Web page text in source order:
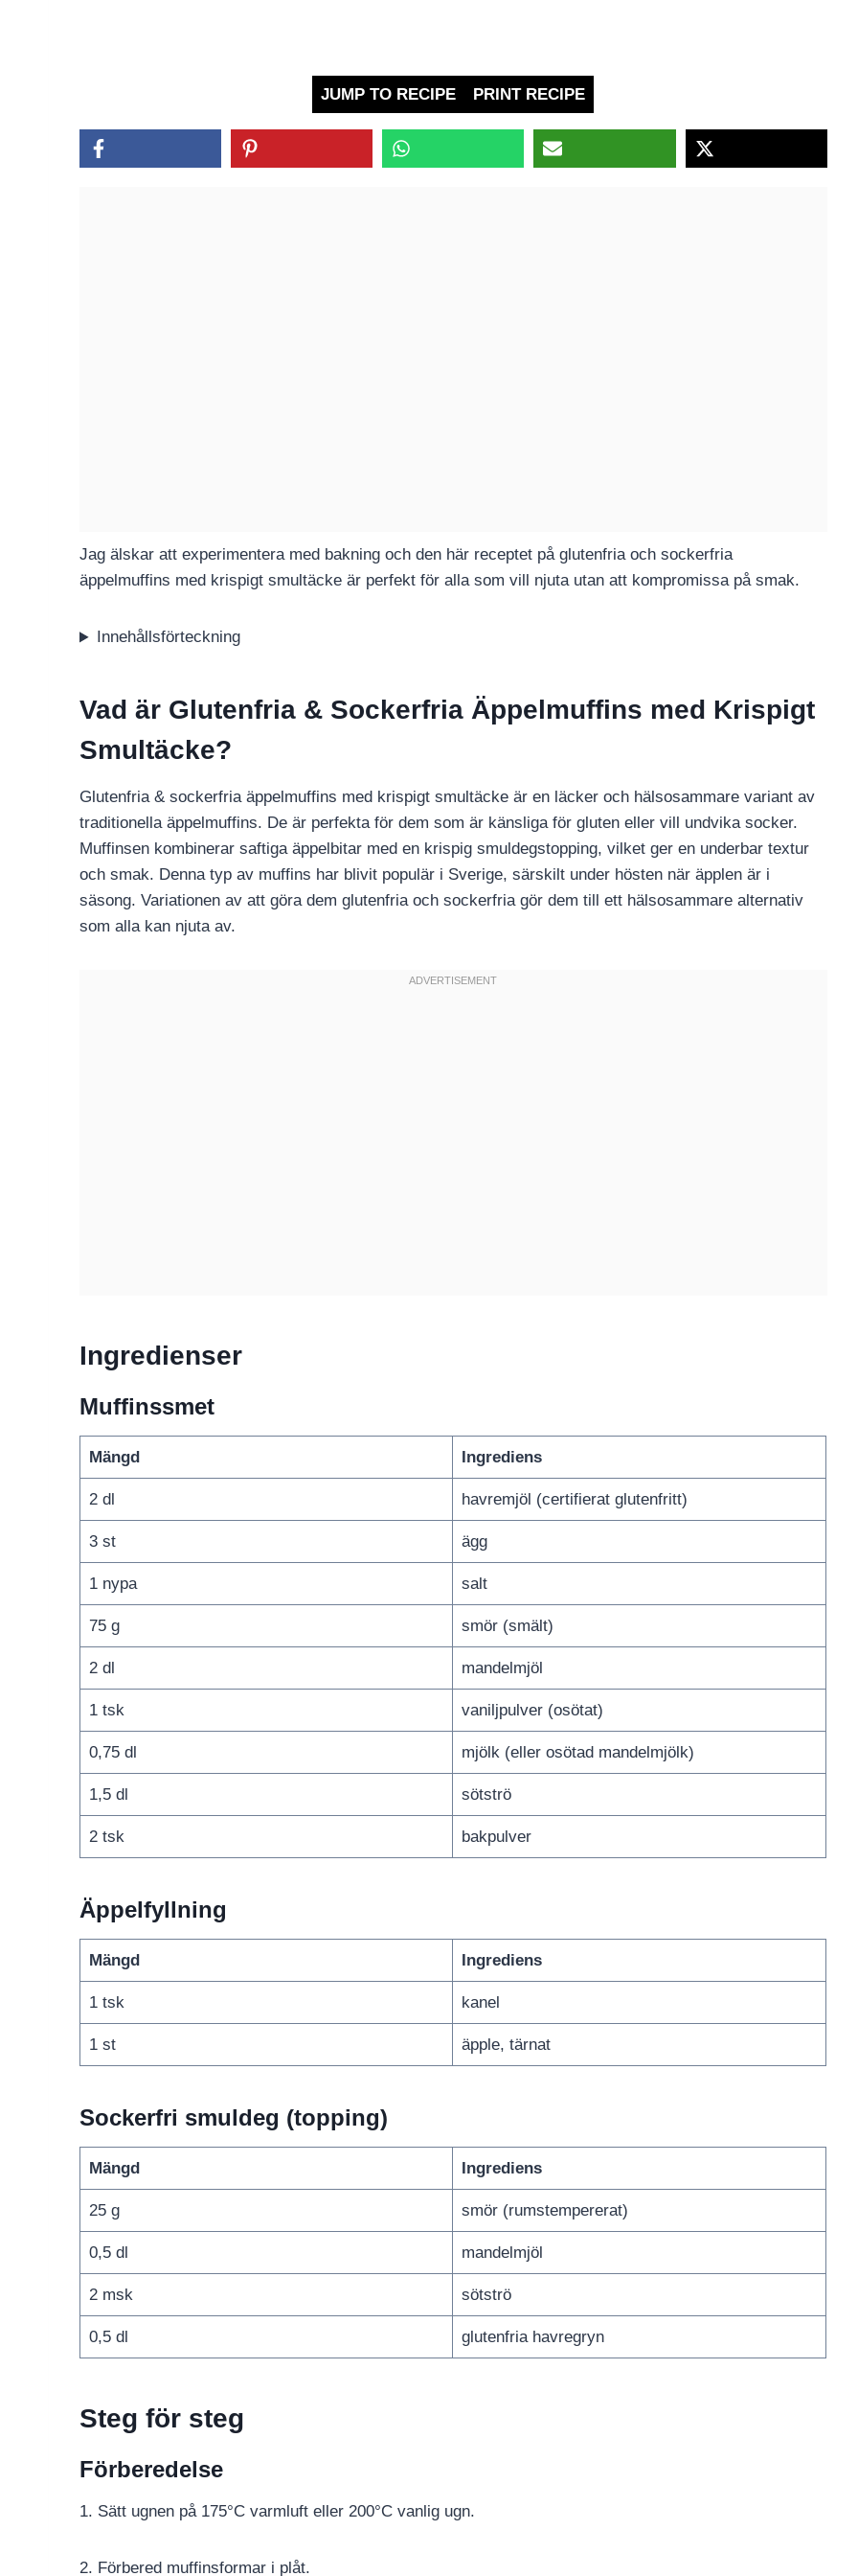
JUMP TO RECIPE PRINT RECIPE
Jag älskar att experimentera med bakning och den här receptet på glutenfria och sockerfria
äppelmuffins med krispigt smultäcke är perfekt för alla som vill njuta utan att kompromissa på smak.
Innehållsförteckning
Vad är Glutenfria & Sockerfria Äppelmuffins med Krispigt
Smultäcke?
Glutenfria & sockerfria äppelmuffins med krispigt smultäcke är en läcker och hälsosammare variant av
traditionella äppelmuffins. De är perfekta för dem som är känsliga för gluten eller vill undvika socker.
Muffinsen kombinerar saftiga äppelbitar med en krispig smuldegstopping, vilket ger en underbar textur
och smak. Denna typ av muffins har blivit populär i Sverige, särskilt under hösten när äpplen är i
säsong. Variationen av att göra dem glutenfria och sockerfria gör dem till ett hälsosammare alternativ
som alla kan njuta av.
Ingredienser
Muffinssmet
Mängd Ingrediens
2 dl havremjöl (certifierat glutenfritt)
3 st ägg
1 nypa salt
75 g smör (smält)
2 dl mandelmjöl
1 tsk vaniljpulver (osötat)
0,75 dl mjölk (eller osötad mandelmjölk)
1,5 dl sötströ
2 tsk bakpulver
Äppelfyllning
Mängd Ingrediens
1 tsk kanel
1 st äpple, tärnat
Sockerfri smuldeg (topping)
Mängd Ingrediens
25 g smör (rumstempererat)
0,5 dl mandelmjöl
2 msk sötströ
0,5 dl glutenfria havregryn
Steg för steg
Förberedelse
1. Sätt ugnen på 175°C varmluft eller 200°C vanlig ugn.
2. Förbered muffinsformar i plåt.